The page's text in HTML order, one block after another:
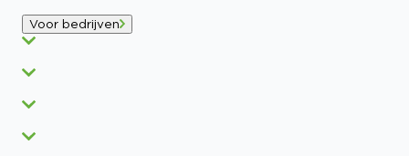
Voor bedrijven